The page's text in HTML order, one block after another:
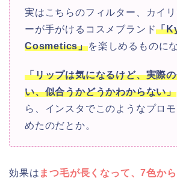
実はこちらのフィルター、カイ
ーが手がけるコスメブランド「
Cosmetics」を楽しめるものに
「リップは気になるけど、実際
い、似合うかどうかわからない」
ら、インスタでこのようなプロ
めたのだとか。
効果は まつ毛が長くなって、7色か